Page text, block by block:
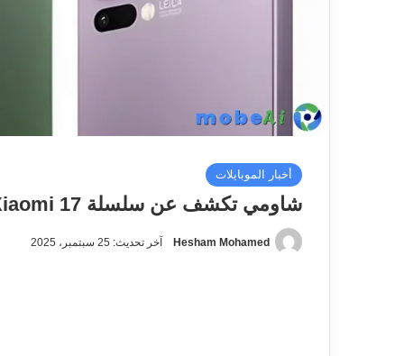
أخبار الموبايلات
شاومي تكشف عن سلسلة Xiaomi 17 رسميًا بمواصفات رائدة وكاميرات Leica
Hesham Mohamed آخر تحديث: 25 سبتمبر، 2025